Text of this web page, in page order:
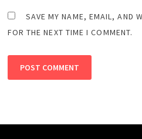
SAVE MY NAME, EMAIL, AND
FOR THE NEXT TIME I COMMENT.